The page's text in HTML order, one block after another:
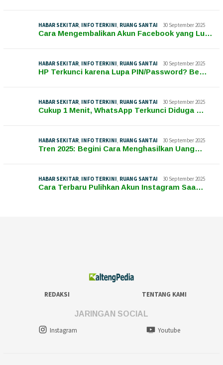
HABAR SEKITAR, INFO TERKINI, RUANG SANTAI 30 September 2025
Cara Mengembalikan Akun Facebook yang Lu…
HABAR SEKITAR, INFO TERKINI, RUANG SANTAI 30 September 2025
HP Terkunci karena Lupa PIN/Password? Be…
HABAR SEKITAR, INFO TERKINI, RUANG SANTAI 30 September 2025
Cukup 1 Menit, WhatsApp Terkunci Diduga …
HABAR SEKITAR, INFO TERKINI, RUANG SANTAI 30 September 2025
Tren 2025: Begini Cara Menghasilkan Uang…
HABAR SEKITAR, INFO TERKINI, RUANG SANTAI 30 September 2025
Cara Terbaru Pulihkan Akun Instagram Saa…
REDAKSI TENTANG KAMI
JARINGAN SOCIAL
Instagram
Youtube